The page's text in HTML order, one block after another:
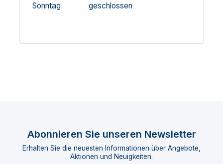
Sonntag
geschlossen
Abonnieren Sie unseren Newsletter
Erhalten Sie die neuesten Informationen über Angebote,
Aktionen und Neuigkeiten.